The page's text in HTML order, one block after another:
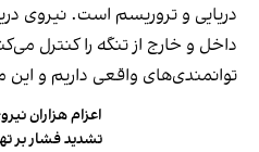
دریایی و تروریسم است. نیروی
داخل و خارج از تنگه را کنترل
توانمندی‌های واقعی داریم و این
اعزام هزاران
تشدید فشار بر